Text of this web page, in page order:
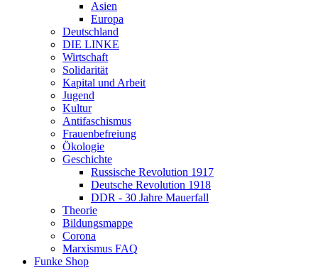
Asien
Europa
Deutschland
DIE LINKE
Wirtschaft
Solidarität
Kapital und Arbeit
Jugend
Kultur
Antifaschismus
Frauenbefreiung
Ökologie
Geschichte
Russische Revolution 1917
Deutsche Revolution 1918
DDR - 30 Jahre Mauerfall
Theorie
Bildungsmappe
Corona
Marxismus FAQ
Funke Shop